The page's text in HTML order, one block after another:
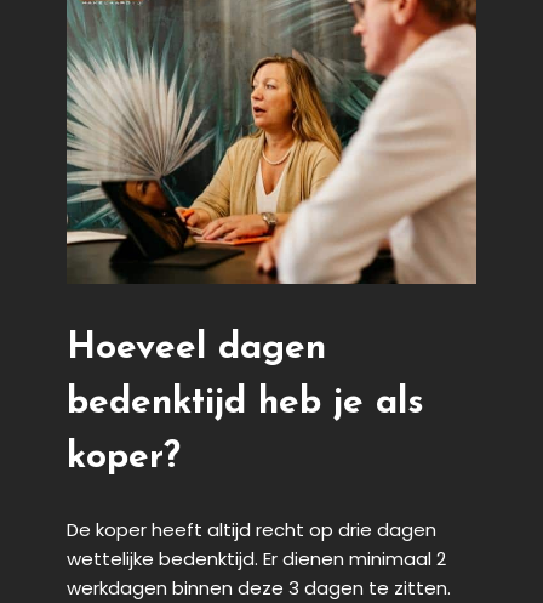
Hoeveel dagen
bedenktijd heb je als
koper?
De koper heeft altijd recht op drie dagen
wettelijke bedenktijd. Er dienen minimaal 2
werkdagen binnen deze 3 dagen te zitten.